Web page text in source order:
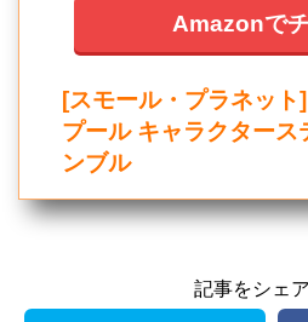
Amazonで
[スモール・プラネット
プール キャラクタース
ンブル
記事をシェ